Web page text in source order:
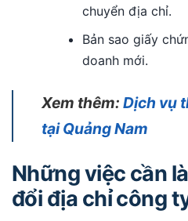
chuyển địa chỉ.
Bản sao giấy
doanh mới.
Xem thêm: Dịch vụ
tại Quảng Nam
Những việc cần
đổi địa chỉ công